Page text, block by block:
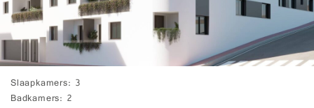
Slaapkamers 3
Badkamers 2